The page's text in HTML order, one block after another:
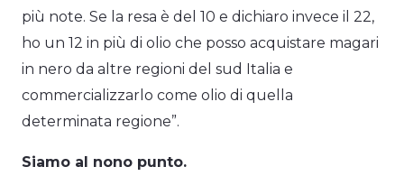
più note. Se la resa è del 10 e dichiaro invece il 22,
ho un 12 in più di olio che posso acquistare magari
in nero da altre regioni del sud Italia e
commercializzarlo come olio di quella
determinata regione”.
Siamo al nono punto.